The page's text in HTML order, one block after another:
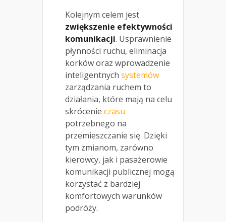
Kolejnym celem jest
zwiększenie efektywności
komunikacji. Usprawnienie
płynności ruchu, eliminacja
korków oraz wprowadzenie
inteligentnych systemów
zarządzania ruchem to
działania, które mają na celu
skrócenie czasu
potrzebnego na
przemieszczanie się. Dzięki
tym zmianom, zarówno
kierowcy, jak i pasażerowie
komunikacji publicznej mogą
korzystać z bardziej
komfortowych warunków
podróży.